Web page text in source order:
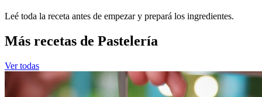
Leé toda la receta antes de empezar y prepará los ingredientes.
Más recetas de Pastelería
Ver todas